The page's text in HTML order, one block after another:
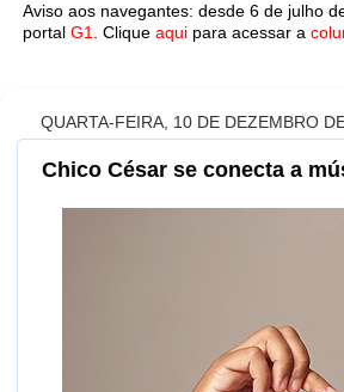
Aviso aos navegantes: desde 6 de julho
portal G1 Clique aqui para acessar a
QUARTA-FEIRA, 10 DE DEZEMBRO
Chico César se conecta a